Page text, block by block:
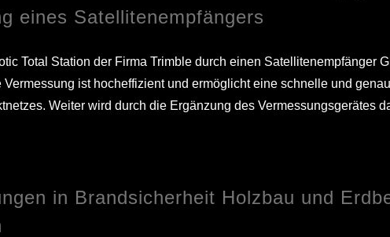
eines Satellitenempfängers
Total Station der Firma Trimble durch einen Satellitenempfänger
Vermessung ist hocheffizient und ermöglicht eine schnelle und
Weiter wird durch die Ergänzung des Vermessungsgerätes
in Brandsicherheit Holzbau und